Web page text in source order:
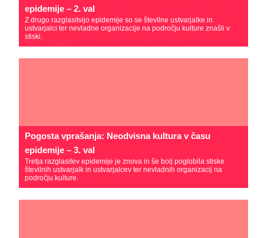
epidemije – 2. val
Z drugo razglasitvijo epidemije so se številne ustvarjalke in
ustvarjalci ter nevladne organizacije na področju kulture znašli v
stiski.
Pogosta vprašanja: Neodvisna kultura v času
epidemije – 3. val
Tretja razglasitev epidemije je znova in še bolj poglobila stiske
številnih ustvarjalk in ustvarjalcev ter nevladnih organizacij na
področju kulture.